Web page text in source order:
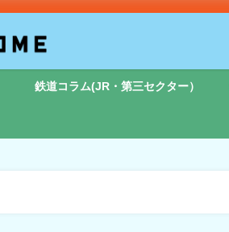
鉄道コラム(JR・第三セクター）